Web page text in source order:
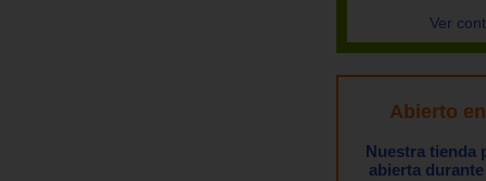
Ver
Abierto
Nuestra tienda
abierta